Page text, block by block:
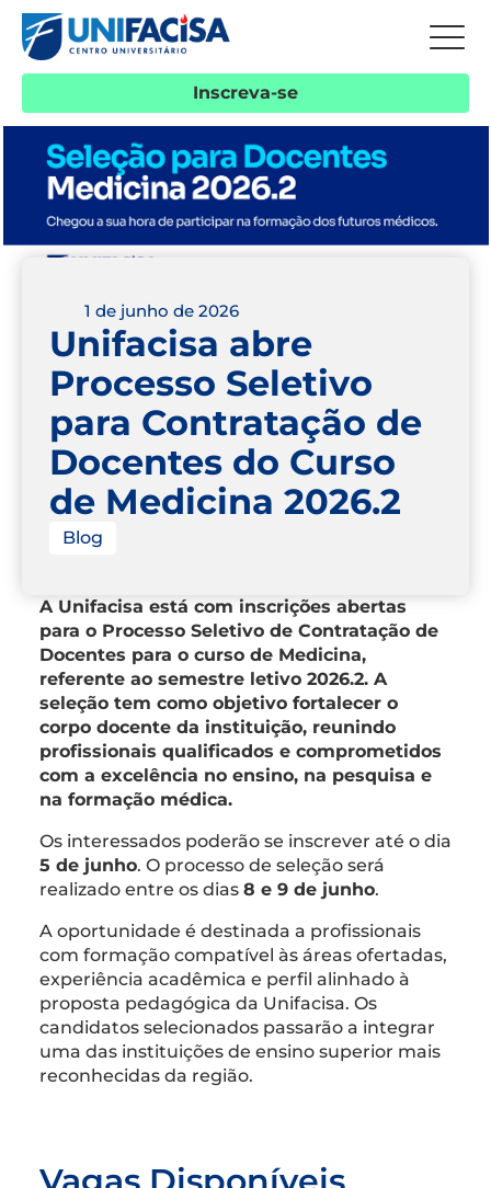
Inscreva-se
1 de junho de 2026
Unifacisa abre
Processo Seletivo
para Contratação de
Docentes do Curso
de Medicina 2026.2
Blog
A Unifacisa está com inscrições abertas
para o Processo Seletivo de Contratação de
Docentes para o curso de Medicina,
referente ao semestre letivo 2026.2. A
seleção tem como objetivo fortalecer o
corpo docente da instituição, reunindo
profissionais qualificados e comprometidos
com a excelência no ensino, na pesquisa e
na formação médica.
Os interessados poderão se inscrever até o dia
5 de junho. O processo de seleção será
realizado entre os dias 8 e 9 de junho.
A oportunidade é destinada a profissionais
com formação compatível às áreas ofertadas,
experiência acadêmica e perfil alinhado à
proposta pedagógica da Unifacisa. Os
candidatos selecionados passarão a integrar
uma das instituições de ensino superior mais
reconhecidas da região.